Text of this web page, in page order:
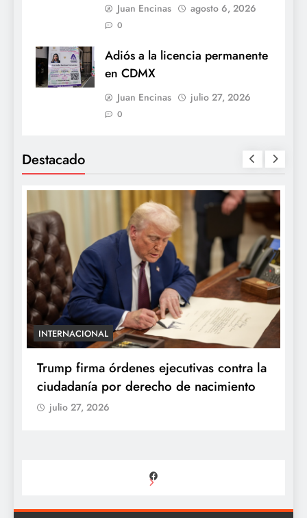
Juan Encinas agosto 6, 2026
0
Adiós a la licencia permanente
en CDMX
Juan Encinas julio 27, 2026
0
Destacado
INTERNACIONAL
Trump firma órdenes ejecutivas contra la
ciudadanía por derecho de nacimiento
julio 27, 2026